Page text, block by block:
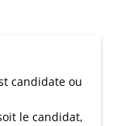
candidate ou
le candidat,